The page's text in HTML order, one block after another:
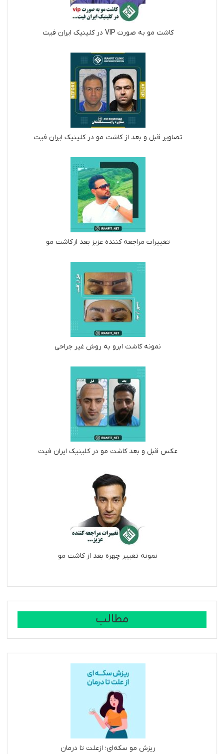
کاشت مو به صورت VIP در کلینیک ایران فیت
تصاویر قبل و بعد از کاشت مو در کلینیک ایران فیت
تغییرات مراجعه کننده عزیز بعد از کاشت مو
نمونه کاشت ابرو به روش غیر جراحی
عکس قبل و بعد کاشت مو در کلینیک ایران فیت
نمونه تغییر چهره بعد از کاشت مو
مطالب
ریزش مو سکه‌ای؛ ازعلت تا درمان